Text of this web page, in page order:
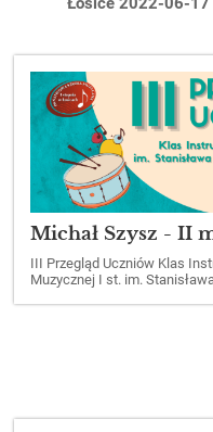
Michał Szysz - II
III Przegląd Uczniów Klas
Muzycznej I st. im.